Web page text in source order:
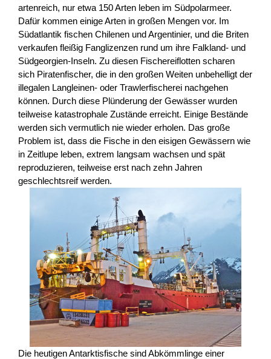
artenreich, nur etwa 150 Arten leben im Südpolarmeer.
Dafür kommen einige Arten in großen Mengen vor. Im
Südatlantik fischen Chilenen und Argentinier, und die Briten
verkaufen fleißig Fanglizenzen rund um ihre Falkland- und
Südgeorgien-Inseln. Zu diesen Fischereiflotten scharen
sich Piratenfischer, die in den großen Weiten unbehelligt der
illegalen Langleinen- oder Trawlerfischerei nachgehen
können. Durch diese Plünderung der Gewässer wurden
teilweise katastrophale Zustände erreicht. Einige Bestände
werden sich vermutlich nie wieder erholen. Das große
Problem ist, dass die Fische in den eisigen Gewässern wie
in Zeitlupe leben, extrem langsam wachsen und spät
reproduzieren, teilweise erst nach zehn Jahren
geschlechtsreif werden.
Die heutigen Antarktisfische sind Abkömmlinge einer